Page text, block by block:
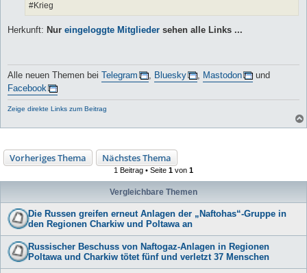
#Krieg
Herkunft: Nur eingeloggte Mitglieder sehen alle Links ...
Alle neuen Themen bei Telegram , Bluesky , Mastodon
und
Facebook
Zeige direkte Links zum Beitrag
Vorheriges Thema Nächstes Thema
1 Beitrag • Seite 1 von 1
Vergleichbare Themen
Die Russen greifen erneut Anlagen der „Naftohas“-Gruppe in
den Regionen Charkiw und Poltawa an
Russischer Beschuss von Naftogaz-Anlagen in Regionen
Poltawa und Charkiw tötet fünf und verletzt 37 Menschen